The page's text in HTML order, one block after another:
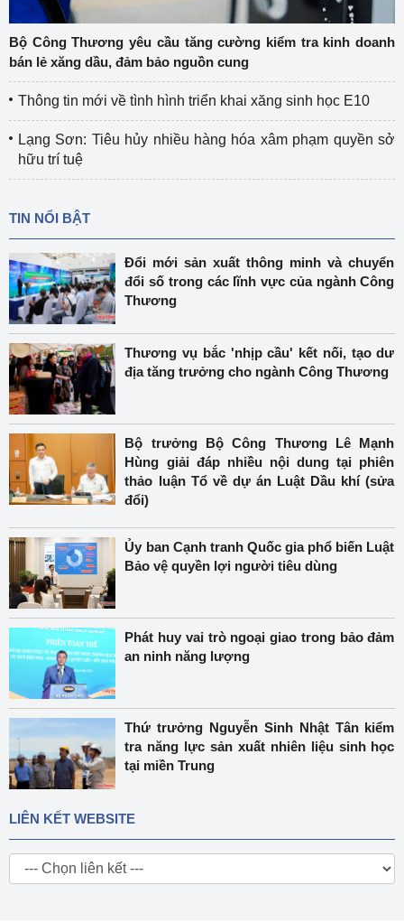
Bộ Công Thương yêu cầu tăng cường kiểm tra kinh doanh
bán lẻ xăng dầu, đảm bảo nguồn cung
Thông tin mới về tình hình triển khai xăng sinh học E10
Lạng Sơn: Tiêu hủy nhiều hàng hóa xâm phạm quyền sở
hữu trí tuệ
TIN NỔI BẬT
Đổi mới sản xuất thông minh và chuyển
đổi số trong các lĩnh vực của ngành Công
Thương
Thương vụ bắc 'nhịp cầu' kết nối, tạo dư
địa tăng trưởng cho ngành Công Thương
Bộ trưởng Bộ Công Thương Lê Mạnh
Hùng giải đáp nhiều nội dung tại phiên
thảo luận Tổ về dự án Luật Dầu khí (sửa
đổi)
Ủy ban Cạnh tranh Quốc gia phổ biến Luật
Bảo vệ quyền lợi người tiêu dùng
Phát huy vai trò ngoại giao trong bảo đảm
an ninh năng lượng
Thứ trưởng Nguyễn Sinh Nhật Tân kiểm
tra năng lực sản xuất nhiên liệu sinh học
tại miền Trung
LIÊN KẾT WEBSITE